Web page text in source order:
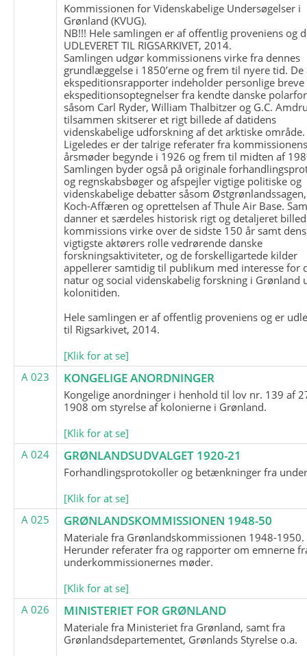
Kommissionen for Videnskabelige Undersøgelser i
Grønland (KVUG).
NB!!! Hele samlingen er af offentlig proveniens og
UDLEVERET TIL RIGSARKIVET, 2014.
Samlingen udgør kommissionens virke fra dennes
grundlæggelse i 1850’erne og frem til nyere tid.
ekspeditionsrapporter indeholder personlige breve
ekspeditionsoptegnelser fra kendte danske
såsom Carl Ryder, William Thalbitzer og G.C.
tilsammen skitserer et rigt billede af datidens
videnskabelige udforskning af det arktiske område.
Ligeledes er der talrige referater fra
årsmøder begynde i 1926 og frem til midten af
Samlingen byder også på originale
og regnskabsbøger og afspejler vigtige politiske og
videnskabelige debatter såsom
Koch-Affæren og oprettelsen af Thule Air Base.
danner et særdeles historisk rigt og detaljeret
kommissions virke over de sidste 150 år samt dens
vigtigste aktørers rolle vedrørende danske
forskningsaktiviteter, og de forskelligartede kilder
appellerer samtidig til publikum med interesse for
natur og social videnskabelig forskning i Grønland
kolonitiden.
Hele samlingen er af offentlig proveniens og er
til Rigsarkivet, 2014.
[Klik for at se]
A 023
KONGELIGE ANORDNINGER
Kongelige anordninger i henhold til lov nr. 139 af
1908 om styrelse af kolonierne i Grønland.
[Klik for at se]
A 024
GRØNLANDSUDVALGET 1920-21
Forhandlingsprotokoller og betænkninger fra
[Klik for at se]
A 025
GRØNLANDSKOMMISSIONEN 1948-50
Materiale fra Grønlandskommissionen 1948-1950.
Herunder referater fra og rapporter om emnerne
underkommissionernes møder.
[Klik for at se]
A 026
MINISTERIET FOR GRØNLAND
Materiale fra Ministeriet fra Grønland, samt fra
Grønlandsdepartementet, Grønlands Styrelse o.a.